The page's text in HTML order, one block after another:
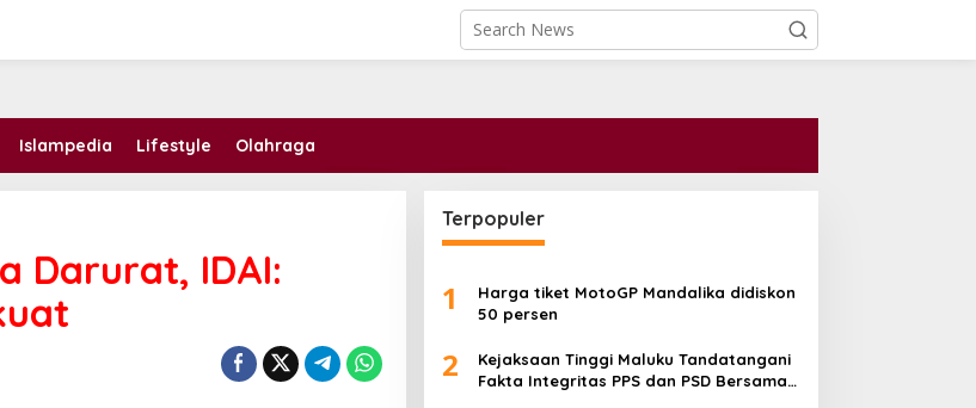
Islampedia Lifestyle Olahraga
Darurat, IDAI:
Terpopuler
1
Harga tiket MotoGP Mandalika didiskon
50 persen
2
Kejaksaan Tinggi Maluku Tandatangani
Fakta Integritas PPS dan PSD Bersama